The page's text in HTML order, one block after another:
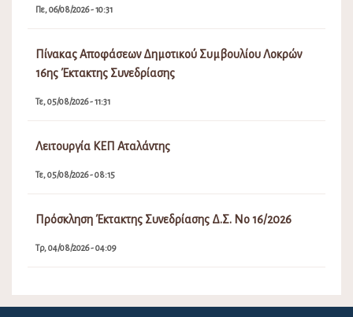
Πε, 06/08/2026 - 10:31
Πίνακας Αποφάσεων Δημοτικού Συμβουλίου Λοκρών
16ης Έκτακτης Συνεδρίασης
Τε, 05/08/2026 - 11:31
Λειτουργία ΚΕΠ Αταλάντης
Τε, 05/08/2026 - 08:15
Πρόσκληση Έκτακτης Συνεδρίασης Δ.Σ. Νο 16/2026
Τρ, 04/08/2026 - 04:09